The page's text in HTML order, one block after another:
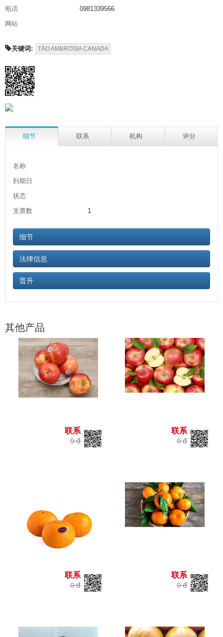
电话
0981339566
网站
关键词: TÁO AMBROSIA CANADA
细节 联系 机构 评分
名称
到期日
状态
支票数
1
细节
法律信息
晋升
其他产品
联系
0 đ
联系
0 đ
联系
0 đ
联系
0 đ